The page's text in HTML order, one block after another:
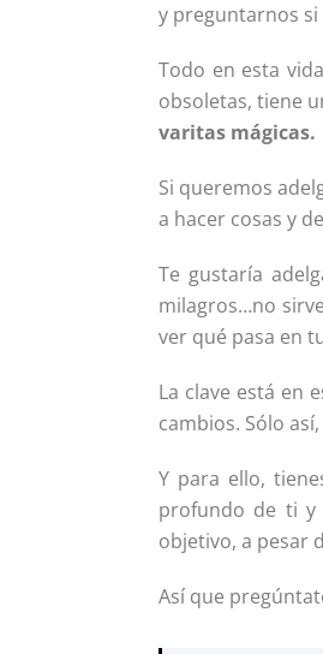
y preguntarnos si
Todo en esta
obsoletas, tiene
varitas mágicas.
Si queremos
a hacer cosas y
Te gustaría
milagros…no
ver qué pasa en
La clave está en
cambios. Sólo
Y para ello,
profundo de ti y
objetivo, a pesar
Así que